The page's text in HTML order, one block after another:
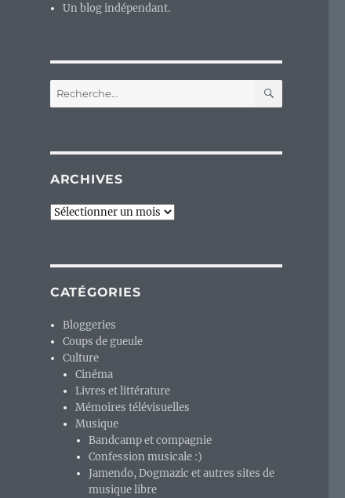
Un blog indépendant.
Recherche
pour :
ARCHIVES
Archives
CATÉGORIES
Bloggeries
Coups de gueule
Culture
Cinéma
Livres et littérature
Mémoires télévisuelles
Musique
Bandcamp et compagnie
Confession musicale :)
Jamendo, Dogmazic et autres sites de
musique libre